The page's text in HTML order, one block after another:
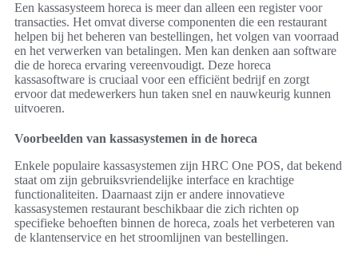
Een kassasysteem horeca is meer dan alleen een register voor
transacties. Het omvat diverse componenten die een restaurant
helpen bij het beheren van bestellingen, het volgen van voorraad
en het verwerken van betalingen. Men kan denken aan software
die de horeca ervaring vereenvoudigt. Deze horeca
kassasoftware is cruciaal voor een efficiënt bedrijf en zorgt
ervoor dat medewerkers hun taken snel en nauwkeurig kunnen
uitvoeren.
Voorbeelden van kassasystemen in de horeca
Enkele populaire kassasystemen zijn HRC One POS, dat bekend
staat om zijn gebruiksvriendelijke interface en krachtige
functionaliteiten. Daarnaast zijn er andere innovatieve
kassasystemen restaurant beschikbaar die zich richten op
specifieke behoeften binnen de horeca, zoals het verbeteren van
de klantenservice en het stroomlijnen van bestellingen.